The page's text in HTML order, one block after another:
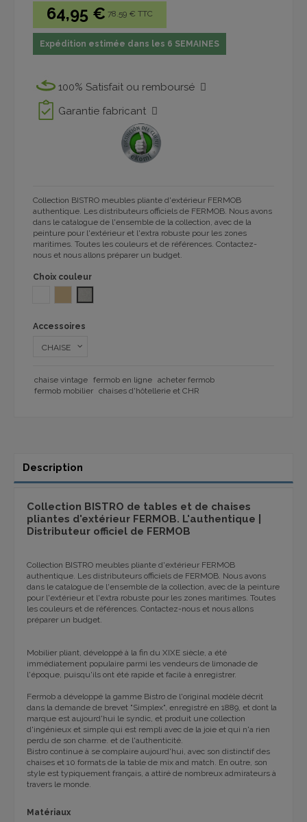
64,95 € 78.59 € TTC
Expédition estimée dans les 6 SEMAINES
100% Satisfait ou remboursé
Garantie fabricant
Collection BISTRO meubles pliante d'extérieur FERMOB
authentique. Les distributeurs officiels de FERMOB. Nous avons
dans le catalogue de l'ensemble de la collection, avec de la
peinture pour l'extérieur et l'extra robuste pour les zones
maritimes. Toutes les couleurs et de références. Contactez-
nous et nous allons préparer un budget.
Choix couleur
Accessoires
chaise vintage fermob en ligne acheter fermob
fermob mobilier chaises d'hôtellerie et CHR
Description
Collection BISTRO de tables et de chaises
pliantes d'extérieur FERMOB. L'authentique |
Distributeur officiel de FERMOB
Collection BISTRO meubles pliante d'extérieur FERMOB
authentique. Les distributeurs officiels de FERMOB. Nous avons
dans le catalogue de l'ensemble de la collection, avec de la peinture
pour l'extérieur et l'extra robuste pour les zones maritimes. Toutes
les couleurs et de références. Contactez-nous et nous allons
préparer un budget.
Mobilier pliant, développé à la fin du XIXE siècle, a été
immédiatement populaire parmi les vendeurs de limonade de
l'époque, puisqu'ils ont été rapide et facile à enregistrer.
Fermob a développé la gamme Bistro de l'original modèle décrit
dans la demande de brevet "Simplex", enregistré en 1889, et dont la
marque est aujourd'hui le syndic, et produit une collection
d'ingénieux et simple qui est rempli avec de la joie et qui n'a rien
perdu de son charme. et de l'authenticité.
Bistro continue à se complaire aujourd'hui, avec son distinctif des
chaises et 10 formats de la table de mix and match. En outre, son
style est typiquement français, a attiré de nombreux admirateurs à
travers le monde.
Matériaux